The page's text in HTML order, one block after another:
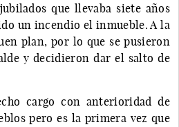
que llevaba siete años
un incendio el inmueble. A la
plan, por lo que se pusieron
y decidieron dar el salto de
cargo con anterioridad de
pero es la primera vez que